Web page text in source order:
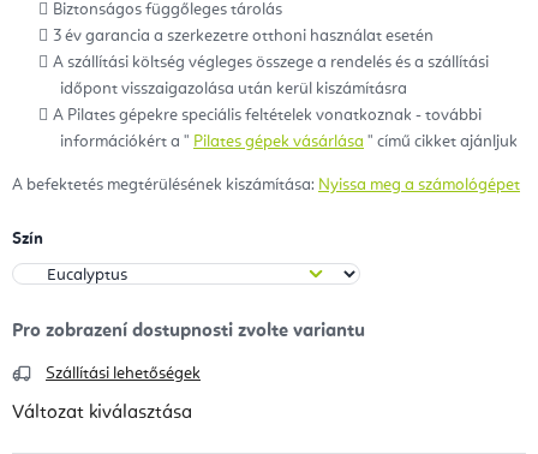
Biztonságos függőleges tárolás
3 év garancia a szerkezetre otthoni használat esetén
A szállítási költség végleges összege a rendelés és a szállítási
időpont visszaigazolása után kerül kiszámításra
A Pilates gépekre speciális feltételek vonatkoznak - további
információkért a " Pilates gépek vásárlása " című cikket ajánljuk
A befektetés megtérülésének kiszámítása: Nyissa meg a számológépet
Szín
Szállítási lehetőségek
Változat kiválasztása